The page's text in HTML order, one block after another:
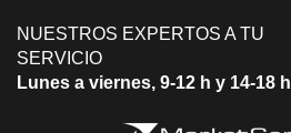
NUESTROS EXPERTOS A TU
SERVICIO
Lunes a viernes, 9-12 h y 14-18 h